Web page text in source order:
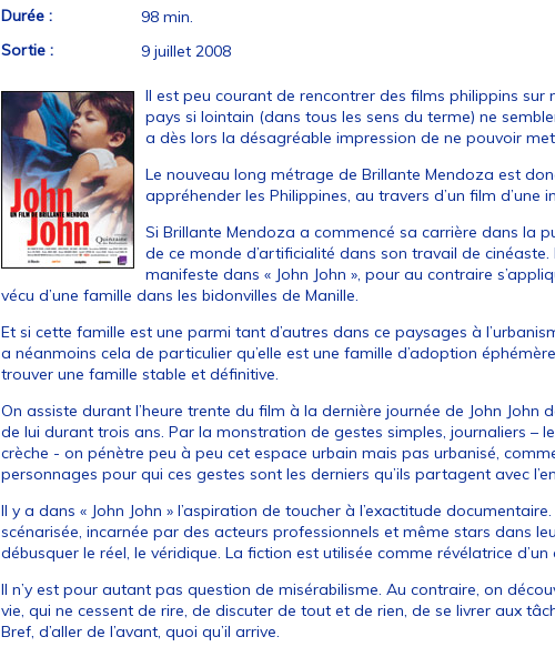
Durée :
98 min.
Sortie :
9 juillet 2008
Il est peu courant de rencontrer des films philippins sur
pays si lointain (dans tous les sens du terme) ne
a dès lors la désagréable impression de ne pouvoir
Le nouveau long métrage de Brillante Mendoza est
appréhender les Philippines, au travers d’un film d’une
Si Brillante Mendoza a commencé sa carrière dans la
de ce monde d’artificialité dans son travail de
manifeste dans « John John », pour au contraire
vécu d’une famille dans les bidonvilles de Manille.
Et si cette famille est une parmi tant d’autres dans ce paysages à
a néanmoins cela de particulier qu’elle est une famille d’adoption
trouver une famille stable et définitive.
On assiste durant l’heure trente du film à la dernière journée de John John
de lui durant trois ans. Par la monstration de gestes simples, journaliers –
crèche - on pénètre peu à peu cet espace urbain mais pas urbanisé,
personnages pour qui ces gestes sont les derniers qu’ils partagent avec
Il y a dans « John John » l’aspiration de toucher à l’exactitude
scénarisée, incarnée par des acteurs professionnels et même stars dans
débusquer le réel, le véridique. La fiction est utilisée comme révélatrice d’un
Il n’y est pour autant pas question de misérabilisme. Au contraire, on
vie, qui ne cessent de rire, de discuter de tout et de rien, de se livrer aux
Bref, d’aller de l’avant, quoi qu’il arrive.